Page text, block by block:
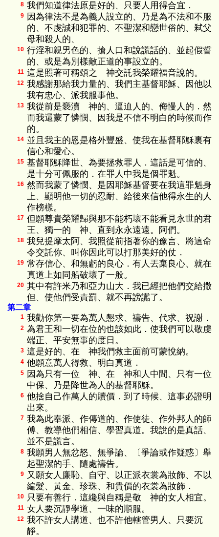
8 我們知道律法原是好的、只要人用得合宜．
9
因為律法不是為義人設立的、乃是為不法和不服
的、不虔誠和犯罪的、不聖潔和戀世俗的、弒父
母和殺人的、
10 行淫和親男色的、搶人口和說謊話的、並起假誓
的、或是為別樣敵正道的事設立的。
11 這是照著可稱頌之 神交託我榮耀福音說的。
12 我感謝那給我力量的、我們主基督耶穌、因他以
我有忠心、派我服事他。
13 我從前是褻瀆 神的、逼迫人的、侮慢人的．然
而我還蒙了憐憫、因我是不信不明白的時候而作
的。
14 並且我主的恩是格外豐盛、使我在基督耶穌裏有
信心和愛心。
15 基督耶穌降世、為要拯救罪人．這話是可信的、
是十分可佩服的．在罪人中我是個罪魁。
16 然而我蒙了憐憫、是因耶穌基督要在我這罪魁身
上、顯明他一切的忍耐、給後來信他得永生的人
作榜樣。
17 但願尊貴榮耀歸與那不能朽壞不能看見永世的君
王、獨一的 神、直到永永遠遠。阿們。
18 我兒提摩太阿、我照從前指著你的豫言、將這命
令交託你、叫你因此可以打那美好的仗．
19 常存信心、和無虧的良心．有人丟棄良心、就在
真道上如同船破壞了一般。
20 其中有許米乃和亞力山大．我已經把他們交給撒
但、使他們受責罰、就不再謗讟了。
第二章
1 我勸你第一要為萬人懇求、禱告、代求、祝謝．
2 為君王和一切在位的也該如此．使我們可以敬虔
端正、平安無事的度日。
3 這是好的、在 神我們救主面前可蒙悅納。
4 他願意萬人得救、明白真道．
5
因為只有一位 神、在 神和人中間、只有一位
中保、乃是降世為人的基督耶穌。
6 他捨自己作萬人的贖價．到了時候、這事必證明
出來。
7 我為此奉派、作傳道的、作使徒、作外邦人的師
傅、教導他們相信、學習真道。我說的是真話、
並不是謊言。
8 我願男人無忿怒、無爭論、〔爭論或作疑惑〕舉
起聖潔的手、隨處禱告。
9 又願女人廉恥、自守、以正派衣裳為妝飾、不以
編髮、黃金、珍珠、和貴價的衣裳為妝飾．
10 只要有善行．這纔與自稱是敬 神的女人相宜。
11 女人要沉靜學道、一味的順服。
12 我不許女人講道、也不許他轄管男人、只要沉
靜。